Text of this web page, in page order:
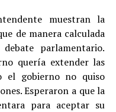
muestran la
de manera calculada
parlamentario.
quería extender las
gobierno no quiso
Esperaron a que la
para aceptar su